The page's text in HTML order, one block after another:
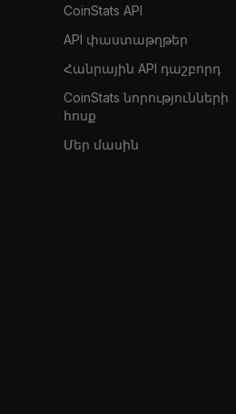
CoinStats API
API փաստաթղթեր
Հանրային API դաշբորդ
CoinStats նորությունների
հոսք
Մեր մասին